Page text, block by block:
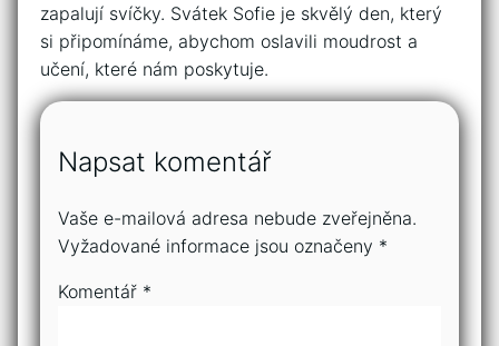
zapalují svíčky. Svátek Sofie je skvělý den, který
si připomínáme, abychom oslavili moudrost a
učení, které nám poskytuje.
Napsat komentář
Vaše e-mailová adresa nebude zveřejněna.
Vyžadované informace jsou označeny *
Komentář *